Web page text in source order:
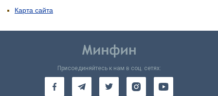
Карта сайта
Присоединяйтесь к нам в соц. сетях: